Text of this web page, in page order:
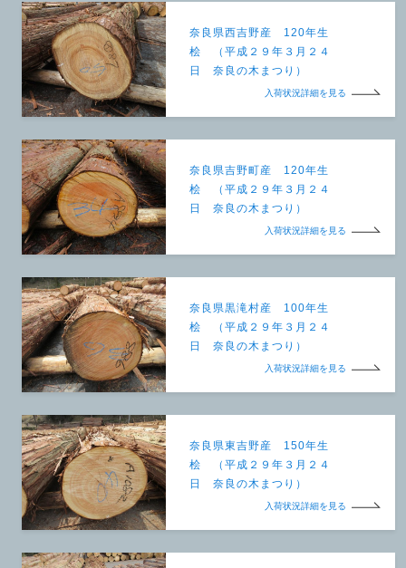
奈良県西吉野産 120年生
桧 （平成２９年３月２４
日 奈良の木まつり）
入荷状況詳細を見る
奈良県吉野町産 120年生
桧 （平成２９年３月２４
日 奈良の木まつり）
入荷状況詳細を見る
奈良県黒滝村産 100年生
桧 （平成２９年３月２４
日 奈良の木まつり）
入荷状況詳細を見る
奈良県東吉野産 150年生
桧 （平成２９年３月２４
日 奈良の木まつり）
入荷状況詳細を見る